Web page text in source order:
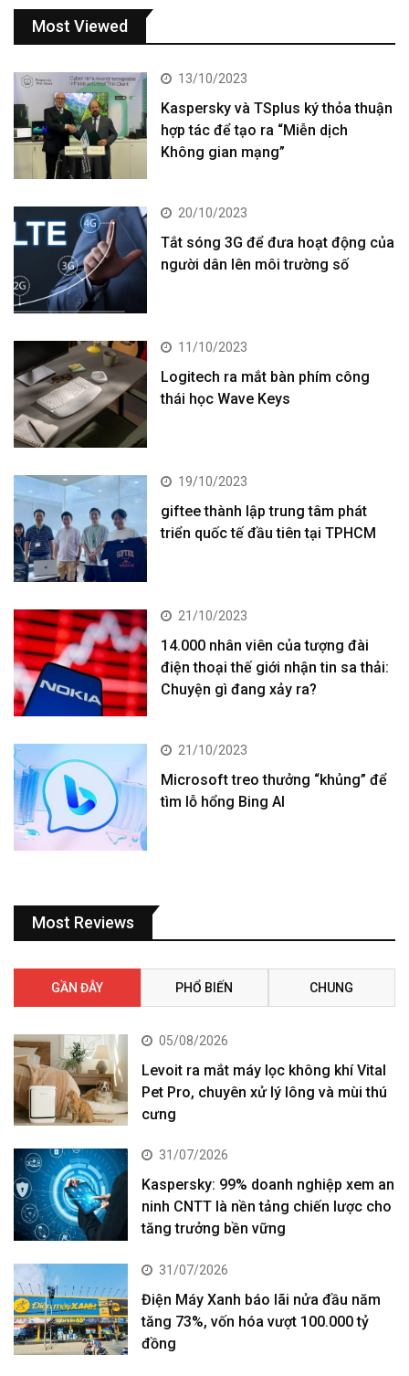
Most Viewed
13/10/2023
Kaspersky và TSplus ký thỏa thuận
hợp tác để tạo ra “Miễn dịch
Không gian mạng”
20/10/2023
Tắt sóng 3G để đưa hoạt động của
người dân lên môi trường số
11/10/2023
Logitech ra mắt bàn phím công
thái học Wave Keys
19/10/2023
giftee thành lập trung tâm phát
triển quốc tế đầu tiên tại TPHCM
21/10/2023
14.000 nhân viên của tượng đài
điện thoại thế giới nhận tin sa thải:
Chuyện gì đang xảy ra?
21/10/2023
Microsoft treo thưởng “khủng” để
tìm lỗ hổng Bing AI
Most Reviews
GẦN ĐÂY PHỔ BIẾN CHUNG
05/08/2026
Levoit ra mắt máy lọc không khí Vital
Pet Pro, chuyên xử lý lông và mùi thú
cưng
31/07/2026
Kaspersky: 99% doanh nghiệp xem an
ninh CNTT là nền tảng chiến lược cho
tăng trưởng bền vững
31/07/2026
Điện Máy Xanh báo lãi nửa đầu năm
tăng 73%, vốn hóa vượt 100.000 tỷ
đồng